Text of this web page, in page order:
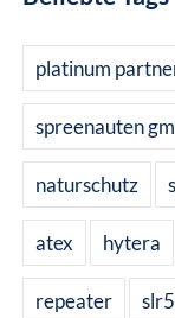
platinum
spreenauten
naturschutz
atex hytera
repeater